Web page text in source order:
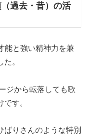
過去・昔）の活
能と強い精神力を兼
。
ジから転落しても歌
す。
ばりさんのような特別